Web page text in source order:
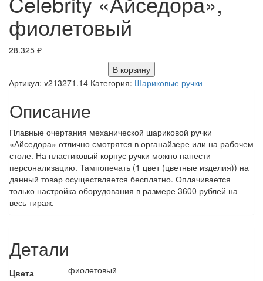
фиолетовый
28.325 ₽
В корзину
Артикул: v213271.14 Категория: Шариковые ручки
Описание
Плавные очертания механической шариковой ручки
«Айседора» отлично смотрятся в органайзере или на рабочем
столе. На пластиковый корпус ручки можно нанести
персонализацию. Тампопечать (1 цвет (цветные изделия)) на
данный товар осуществляется бесплатно. Оплачивается
только настройка оборудования в размере 3600 рублей на
весь тираж.
Детали
Цвета
фиолетовый